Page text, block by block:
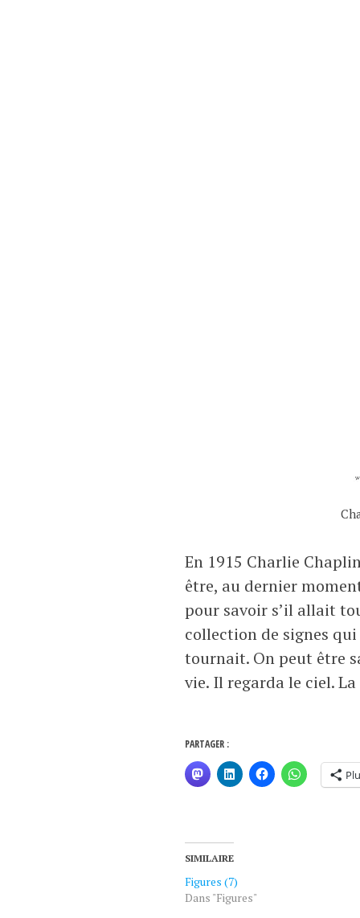
En 1915 Charlie
être, au dernier
pour savoir s’il allait
collection de signes
tournait. On peut être
vie. Il regarda le ciel.
PARTAGER :
SIMILAIRE
Figures (7)
Dans "Figures"